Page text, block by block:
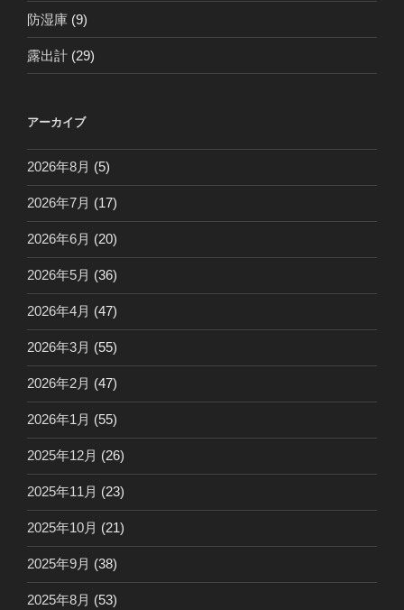
防湿庫 (9)
露出計 (29)
アーカイブ
2026年8月 (5)
2026年7月 (17)
2026年6月 (20)
2026年5月 (36)
2026年4月 (47)
2026年3月 (55)
2026年2月 (47)
2026年1月 (55)
2025年12月 (26)
2025年11月 (23)
2025年10月 (21)
2025年9月 (38)
2025年8月 (53)